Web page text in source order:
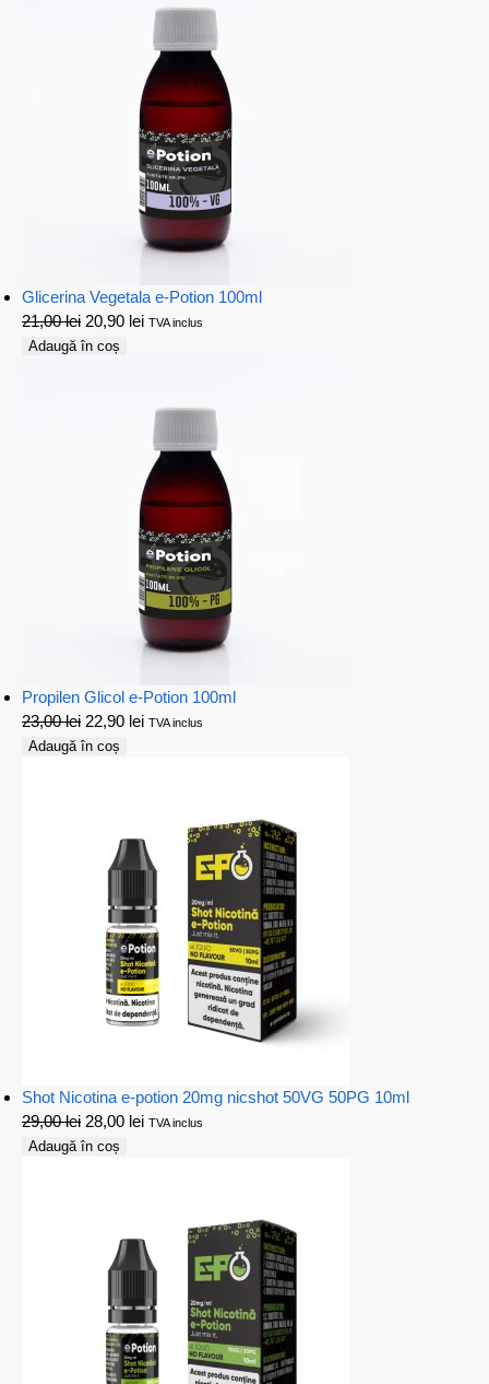
Glicerina Vegetala e-Potion 100ml
21,00lei 20,90 lei TVA inclus
Adaugă în coș
Propilen Glicol e-Potion 100ml
23,00lei 22,90 lei TVA inclus
Adaugă în coș
Shot Nicotina e-potion 20mg nicshot 50VG 50PG 10ml
29,00lei 28,00 lei TVA inclus
Adaugă în coș